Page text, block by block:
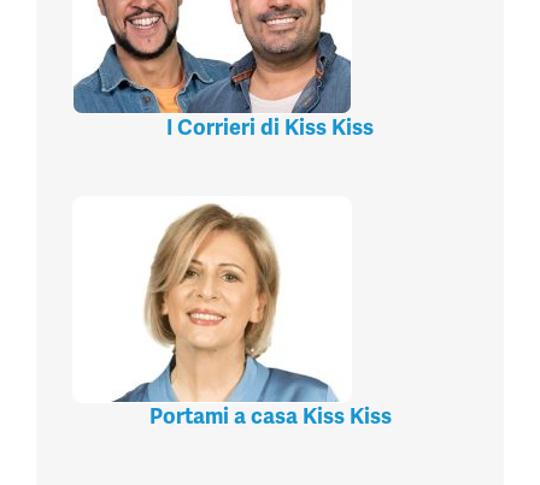
I Corrieri di Kiss Kiss
Portami a casa Kiss Kiss